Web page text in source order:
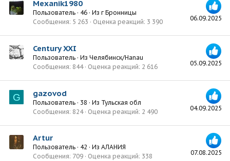
06.09.2025
Mexanik1980
Пользователь · 46 · Из г Бронницы
Сообщения 5 263 Оценка реакций 3 390
05.09.2025
Century XXI
Пользователь · Из Челябинск/Hanau
Сообщения 844 Оценка реакций 2 616
G
04.09.2025
gazovod
Пользователь · 38 · Из Тульская обл
Сообщения 824 Оценка реакций 2 490
07.08.2025
Artur
Пользователь · 42 · Из АЛАНИЯ
Сообщения 709 Оценка реакций 338